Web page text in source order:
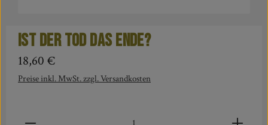
Ist der Tod das Ende?
Regulärer Preis:
18,60 €
Preise inkl. MwSt. zzgl. Versandkosten
Produkt Anzahl: Gib den gewünschten Wert ein oder